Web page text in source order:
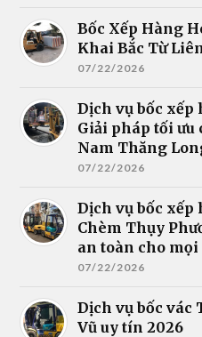
Bốc Xếp Hàng
Khai Bắc Từ
07/22/2026
Dịch vụ bốc xếp
Giải pháp tối ưu
Nam Thăng
07/22/2026
Dịch vụ bốc xếp
Chèm Thụy
an toàn cho
07/22/2026
Dịch vụ bốc vác
Vũ uy tín 2026